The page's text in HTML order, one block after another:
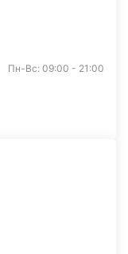
Пн-Вс: 09:00 - 21:00